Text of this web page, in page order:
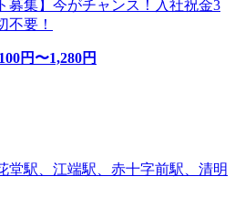
募集】今がチャンス！入社祝金3
要！
円〜1,280円
堂駅、江端駅、赤十字前駅、清明